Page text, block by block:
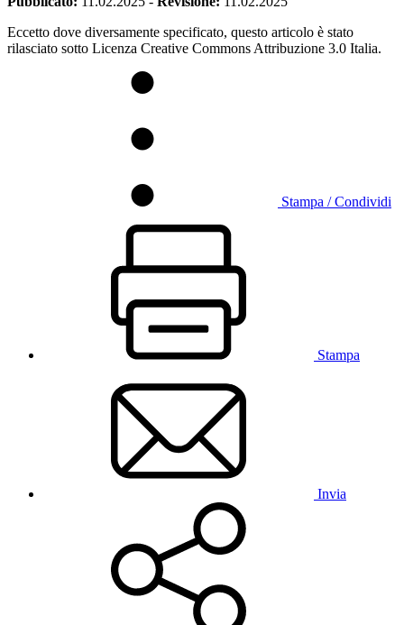
Eccetto dove diversamente specificato, questo articolo è stato
rilasciato sotto Licenza Creative Commons Attribuzione 3.0 Italia.
Stampa / Condividi
Stampa
Invia